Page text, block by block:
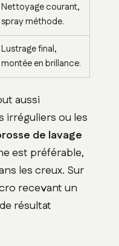
Nettoyage courant,
spray méthode.
Lustrage final,
montée en brillance.
aussi
irréguliers ou les
de lavage
est préférable,
les creux. Sur
recevant un
résultat